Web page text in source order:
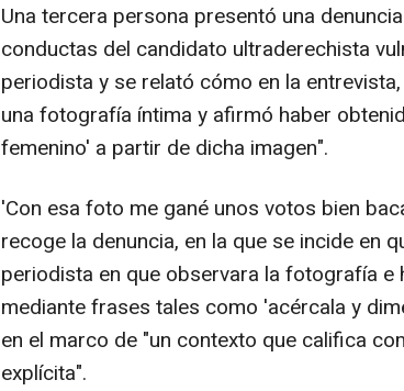
Una tercera persona presentó una
conductas del candidato ultraderechista
periodista y se relató cómo en la
una fotografía íntima y afirmó haber
femenino' a partir de dicha imagen".
'Con esa foto me gané unos votos bien
recoge la denuncia, en la que se incide en
periodista en que observara la fotografía
mediante frases tales como 'acércala y
en el marco de "un contexto que califica
explícita".